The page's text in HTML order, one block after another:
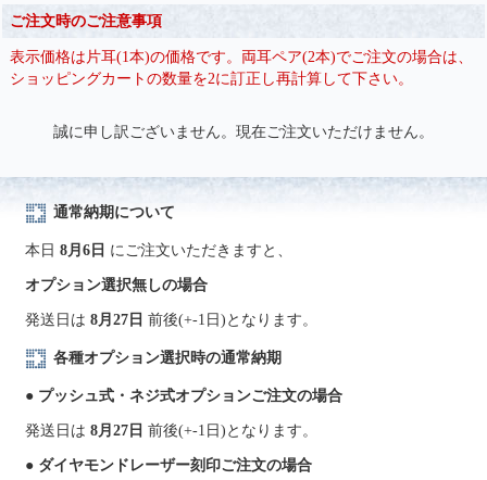
ご注文時のご注意事項
表示価格は片耳(1本)の価格です。両耳ペア(2本)でご注文の場合は、
ショッピングカートの数量を2に訂正し再計算して下さい。
誠に申し訳ございません。現在ご注文いただけません。
通常納期について
本日 8月6日 にご注文いただきますと、
オプション選択無しの場合
発送日は 8月27日 前後(+-1日)となります。
各種オプション選択時の通常納期
● プッシュ式・ネジ式オプションご注文の場合
発送日は 8月27日 前後(+-1日)となります。
● ダイヤモンドレーザー刻印ご注文の場合